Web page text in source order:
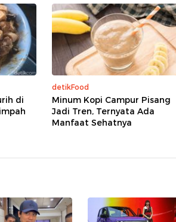
di
detikFood
Minum Kopi Campur Pisang
Jadi Tren, Ternyata Ada
Manfaat Sehatnya